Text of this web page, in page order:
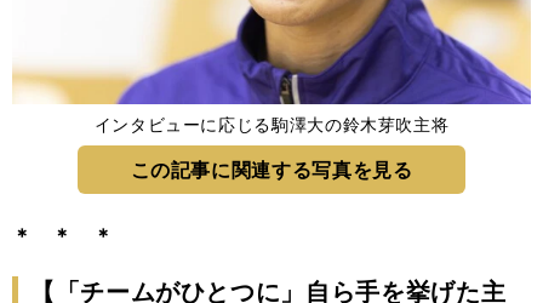
インタビューに応じる駒澤大の鈴木芽吹主将
この記事に関連する写真を見る
＊ ＊ ＊
【「チームがひとつに」自ら手を挙げた主